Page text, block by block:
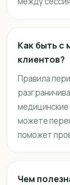
Как быть с
клиентов?
Правила
можете
поможет
Чем